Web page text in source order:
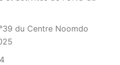
du Centre Noomdo